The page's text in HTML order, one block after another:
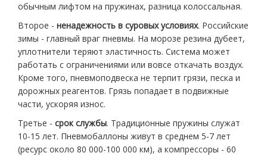
обычным лифтом на пружинах, разница колоссальная.
Второе - ненадежность в суровых условиях. Российские
зимы - главный враг пневмы. На морозе резина дубеет,
уплотнители теряют эластичность. Система может
работать с ограничениями или вовсе откачать воздух.
Кроме того, пневмоподвеска не терпит грязи, песка и
дорожных реагентов. Грязь попадает в подвижные
части, ускоряя износ.
Третье - срок службы. Традиционные пружины служат
10-15 лет. Пневмобаллоны живут в среднем 5-7 лет
(ресурс около 80 000-100 000 км), а компрессоры - 60